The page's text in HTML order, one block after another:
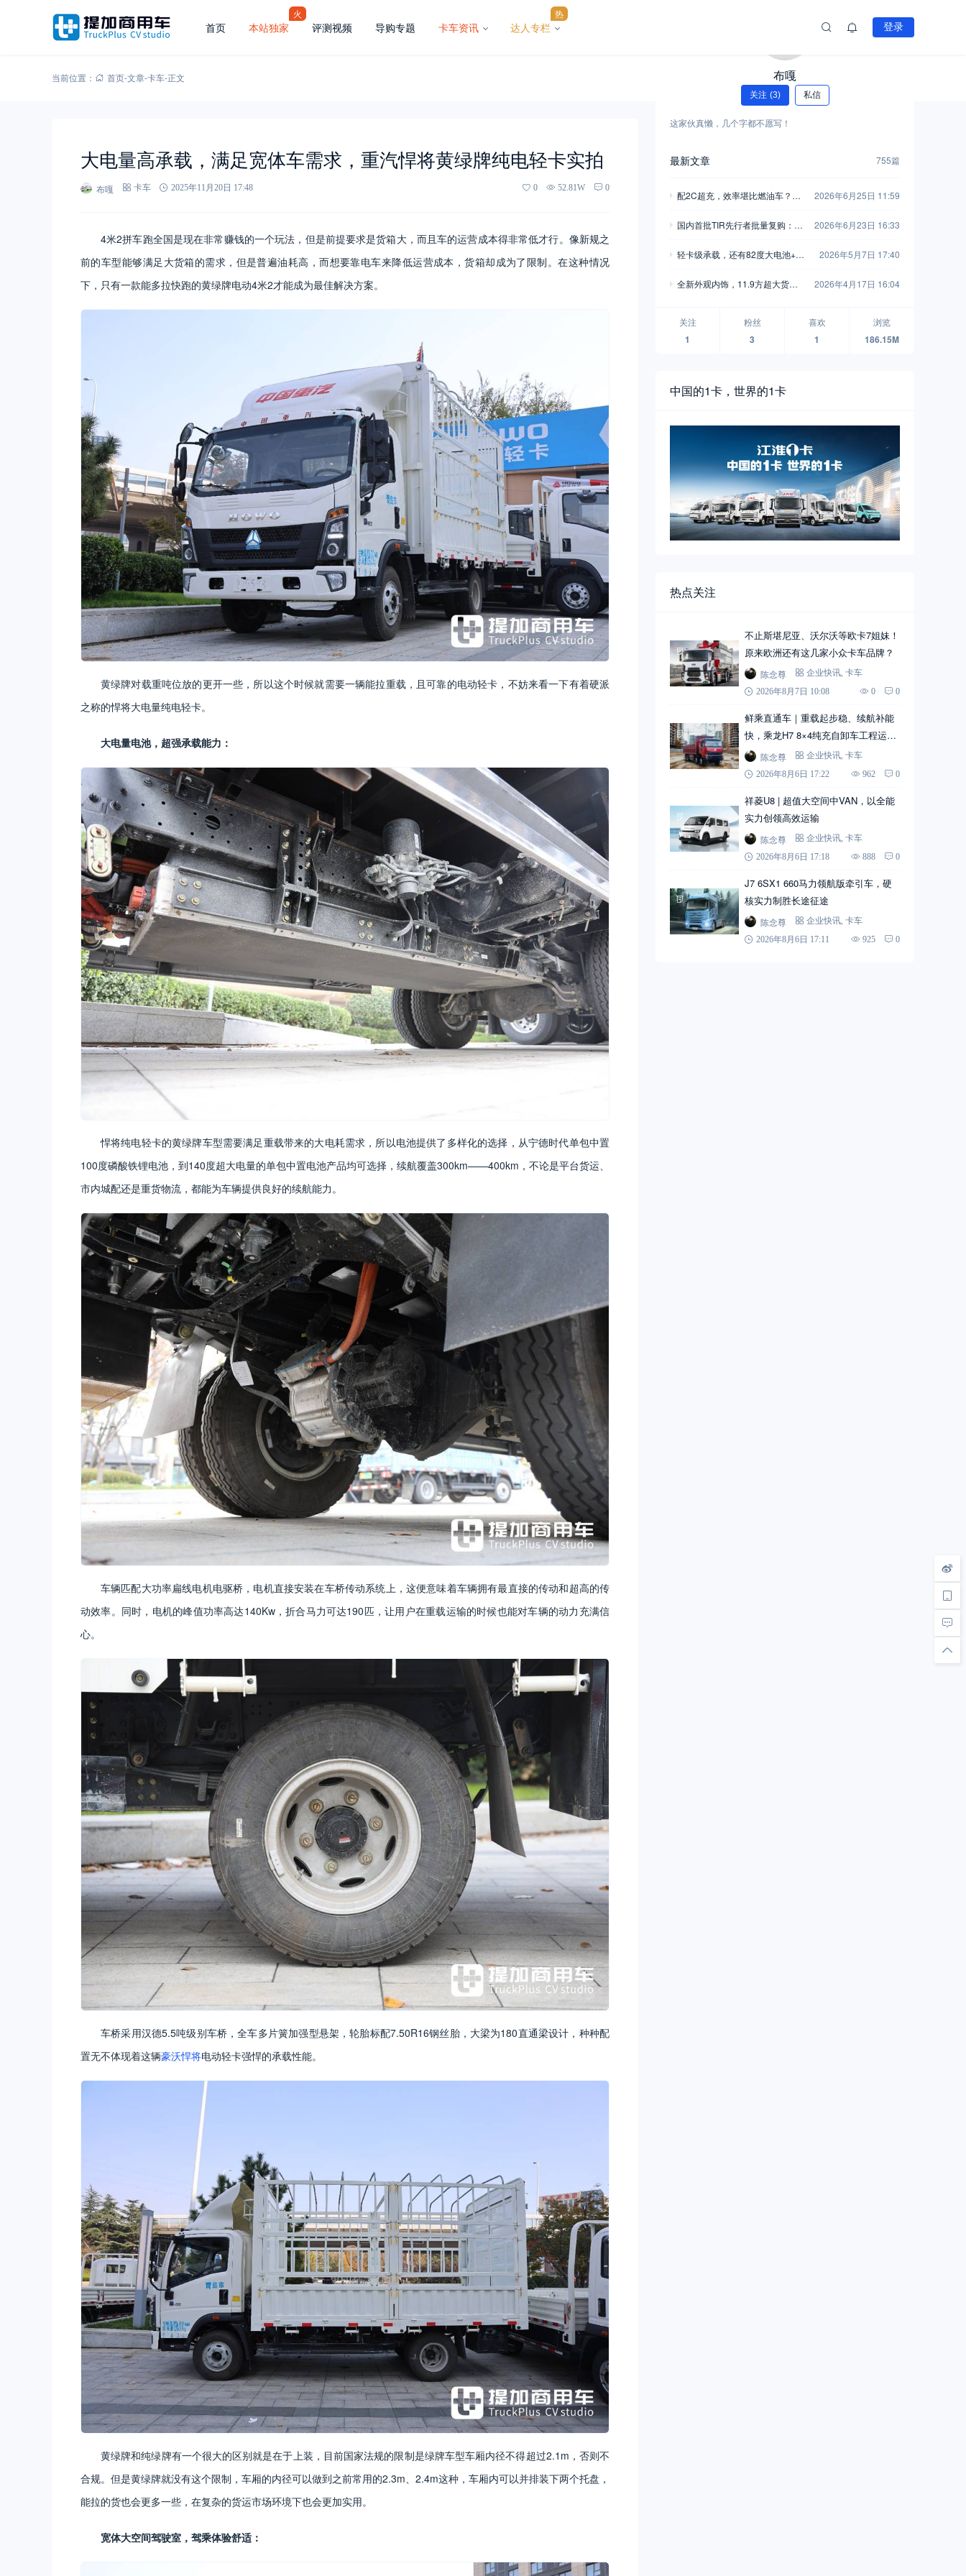
首页 本站独家
火
评测视频 导购专题 卡车资讯 达人专栏
热
登录
当前位置： 首页-文章-卡车-正文
大电量高承载，满足宽体车需求，重汽悍将黄绿牌纯电轻卡实拍
布嘎 卡车 2025年11月20日 17:48 0 52.81W 0
4米2拼车跑全国是现在非常赚钱的一个玩法，但是前提要求是货箱大，而且车的运营成本得非常低才行。像新规之
前的车型能够满足大货箱的需求，但是普遍油耗高，而想要靠电车来降低运营成本，货箱却成为了限制。在这种情况
下，只有一款能多拉快跑的黄绿牌电动4米2才能成为最佳解决方案。
黄绿牌对载重吨位放的更开一些，所以这个时候就需要一辆能拉重载，且可靠的电动轻卡，不妨来看一下有着硬派
之称的悍将大电量纯电轻卡。
大电量电池，超强承载能力：
悍将纯电轻卡的黄绿牌车型需要满足重载带来的大电耗需求，所以电池提供了多样化的选择，从宁德时代单包中置
100度磷酸铁锂电池，到140度超大电量的单包中置电池产品均可选择，续航覆盖300km——400km，不论是平台货运、
市内城配还是重货物流，都能为车辆提供良好的续航能力。
车辆匹配大功率扁线电机电驱桥，电机直接安装在车桥传动系统上，这便意味着车辆拥有最直接的传动和超高的传
动效率。同时，电机的峰值功率高达140Kw，折合马力可达190匹，让用户在重载运输的时候也能对车辆的动力充满信
心。
车桥采用汉德5.5吨级别车桥，全车多片簧加强型悬架，轮胎标配7.50R16钢丝胎，大梁为180直通梁设计，种种配
置无不体现着这辆豪沃悍将电动轻卡强悍的承载性能。
黄绿牌和纯绿牌有一个很大的区别就是在于上装，目前国家法规的限制是绿牌车型车厢内径不得超过2.1m，否则不
合规。但是黄绿牌就没有这个限制，车厢的内径可以做到之前常用的2.3m、2.4m这种，车厢内可以并排装下两个托盘，
能拉的货也会更多一些，在复杂的货运市场环境下也会更加实用。
宽体大空间驾驶室，驾乘体验舒适：
布嘎
关注 (3) 私信
这家伙真懒，几个字都不愿写！
最新文章 755篇
配2C超充，效率堪比燃油车？乘
2026年6月25日 11:59
国内首批TIR先行者批量复购：为
作最大底气
2026年6月23日 16:33
轻卡级承载，还有82度大电池+舒
实拍
2026年5月7日 17:40
全新外观内饰，11.9方超大货
瑞通V10极限车
2026年4月17日 16:04
关注
1
粉丝
3
喜欢
1
浏览
186.15M
中国的1卡，世界的1卡
热点关注
不止斯堪尼亚、沃尔沃等欧卡7姐妹！
原来欧洲还有这几家小众卡车品牌？
陈念尊 企业快讯 卡车
2026年8月7日 10:08
0 0
鲜乘直通车｜重载起步稳、续航补能
快，乘龙H7 8×4纯充自卸车工程运输
实力搭档
陈念尊 企业快讯 卡车
2026年8月6日 17:22
962 0
祥菱U8 | 超值大空间中VAN，以全能
实力创领高效运输
陈念尊 企业快讯 卡车
2026年8月6日 17:18
888 0
J7 6SX1 660马力领航版牵引车，硬
核实力制胜长途征途
陈念尊 企业快讯 卡车
2026年8月6日 17:11
925 0